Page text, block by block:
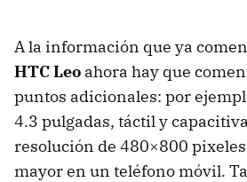
A la información que ya
HTCLeo ahora hay que
puntos adicionales: por
4.3 pulgadas, táctil y
resolución de 480×800
mayor en un teléfono móvil.